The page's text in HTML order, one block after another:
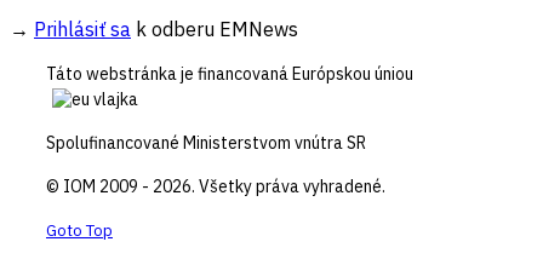
→ Prihlásiť sa k odberu EMNews
Táto webstránka je financovaná Európskou úniou
Spolufinancované Ministerstvom vnútra SR
© IOM 2009 - 2026. Všetky práva vyhradené.
Goto Top